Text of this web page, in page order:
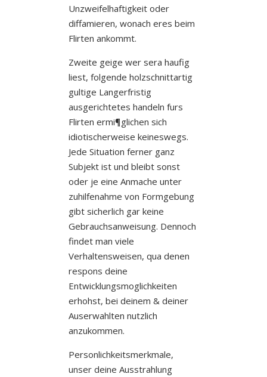
Unzweifelhaftigkeit oder
diffamieren, wonach eres beim
Flirten ankommt.
Zweite geige wer sera haufig
liest, folgende holzschnittartig
gultige Langerfristig
ausgerichtetes handeln furs
Flirten ermi¶glichen sich
idiotischerweise keineswegs.
Jede Situation ferner ganz
Subjekt ist und bleibt sonst
oder je eine Anmache unter
zuhilfenahme von Formgebung
gibt sicherlich gar keine
Gebrauchsanweisung. Dennoch
findet man viele
Verhaltensweisen, qua denen
respons deine
Entwicklungsmoglichkeiten
erhohst, bei deinem & deiner
Auserwahlten nutzlich
anzukommen.
Personlichkeitsmerkmale,
unser deine Ausstrahlung